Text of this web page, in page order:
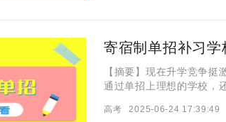
寄宿制单招补习学
【摘要】现在升学竞争
通过单招上理想的学校，
值得推荐呢？要是想选伊
高考 2025-06-24 17:39:49